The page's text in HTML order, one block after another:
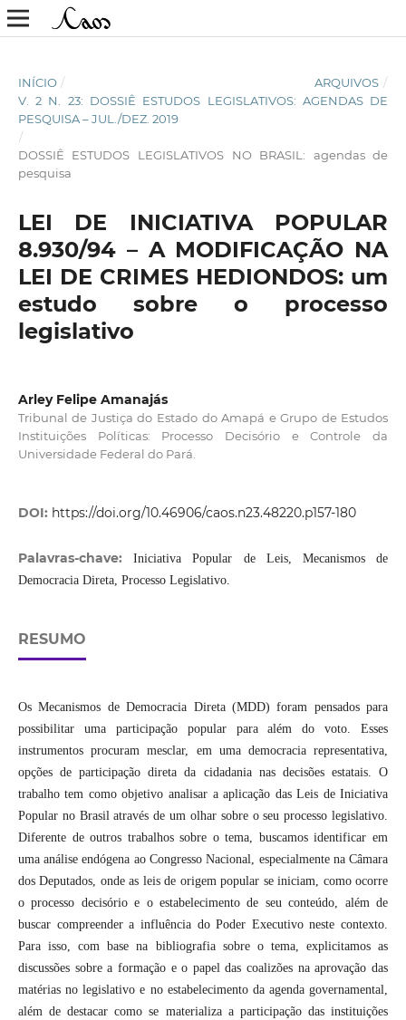
INÍCIO / ARQUIVOS /
V. 2 N. 23: DOSSIÊ ESTUDOS LEGISLATIVOS: AGENDAS DE
PESQUISA – JUL./DEZ. 2019
/
DOSSIÊ ESTUDOS LEGISLATIVOS NO BRASIL: agendas de
pesquisa
LEI DE INICIATIVA POPULAR
8.930/94 – A MODIFICAÇÃO NA
LEI DE CRIMES HEDIONDOS: um
estudo sobre o processo
legislativo
Arley Felipe Amanajás
Tribunal de Justiça do Estado do Amapá e Grupo de Estudos
Instituições Políticas: Processo Decisório e Controle da
Universidade Federal do Pará.
DOI: https://doi.org/10.46906/caos.n23.48220.p157-180
Palavras-chave:Iniciativa Popular de Leis, Mecanismos de
Democracia Direta, Processo Legislativo.
RESUMO
Os Mecanismos de Democracia Direta (MDD) foram pensados para
possibilitar uma participação popular para além do voto. Esses
instrumentos procuram mesclar, em uma democracia representativa,
opções de participação direta da cidadania nas decisões estatais. O
trabalho tem como objetivo analisar a aplicação das Leis de Iniciativa
Popular no Brasil através de um olhar sobre o seu processo legislativo.
Diferente de outros trabalhos sobre o tema, buscamos identificar em
uma análise endógena ao Congresso Nacional, especialmente na Câmara
dos Deputados, onde as leis de origem popular se iniciam, como ocorre
o processo decisório e o estabelecimento de seu conteúdo, além de
buscar compreender a influência do Poder Executivo neste contexto.
Para isso, com base na bibliografia sobre o tema, explicitamos as
discussões sobre a formação e o papel das coalizões na aprovação das
matérias no legislativo e no estabelecimento da agenda governamental,
além de destacar como se materializa a participação das instituições